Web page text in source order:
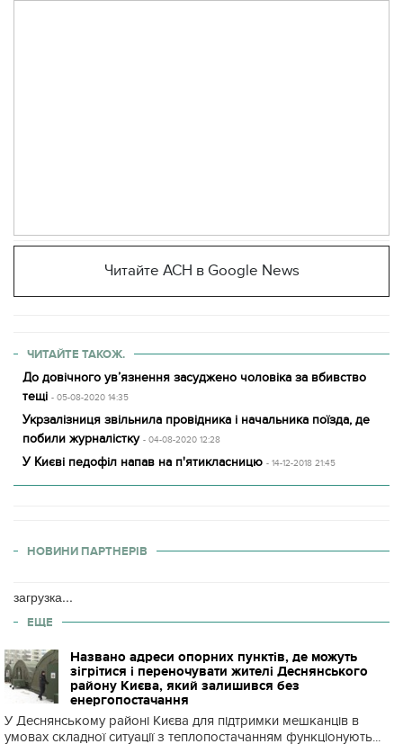
Читайте АСН в Google News
ЧИТАЙТЕ ТАКОЖ.
До довічного ув’язнення засуджено чоловіка за вбивство
тещі - 05-08-2020 14:35
Укрзалізниця звільнила провідника і начальника поїзда, де
побили журналістку - 04-08-2020 12:28
У Києві педофіл напав на п'ятикласницю - 14-12-2018 21:45
НОВИНИ ПАРТНЕРІВ
загрузка...
ЕЩЕ
Названо адреси опорних пунктів, де можуть
зігрітися і переночувати жителі Деснянського
району Києва, який залишився без
енергопостачання
У Деснянському районі Києва для підтримки мешканців в
умовах складної ситуації з теплопостачанням функціонують...